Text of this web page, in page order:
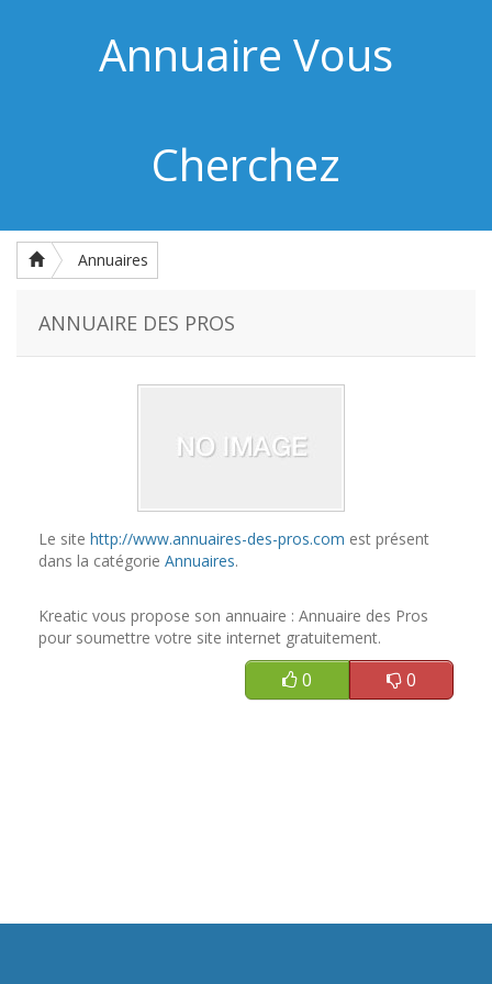
Annuaire Vous
Cherchez
Annuaires
ANNUAIRE DES PROS
Le site http://www.annuaires-des-pros.com est présent
dans la catégorie Annuaires.
Kreatic vous propose son annuaire : Annuaire des Pros
pour soumettre votre site internet gratuitement.
0 0